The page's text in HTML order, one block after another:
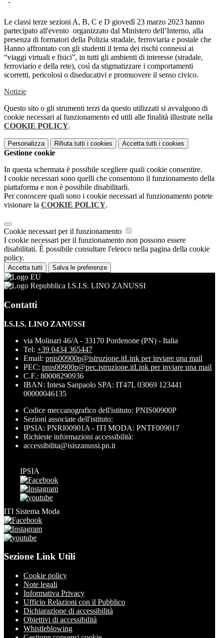
Le classi terze sezioni A, B, C e D giovedì 23 marzo 2023 hanno
partecipato all'evento organizzato dal Ministero dell’Interno, alla
presenza di formatori della Polizia stradale, ferroviaria e postale che
Hanno affrontato con gli studenti il tema dei rischi connessi ai
“viaggi virtuali e fisici”, in tutti gli ambienti di interesse (stradale,
ferroviario e della rete), così da stigmatizzare i comportamenti
scorretti, pericolosi o diseducativi e promuovere il senso civico.
Notizie
Questo sito o gli strumenti terzi da questo utilizzati si avvalgono di
cookie necessari al funzionamento ed utili alle finalità illustrate nella
COOKIE POLICY.
Personalizza Rifiuta tutti i cookies Accetta tutti i cookies
Gestione cookie
In questa schermata è possibile scegliere quali cookie consentire.
I cookie necessari sono quelli che consentono il funzionamento della
piattaforma e non è possibile disabilitarli.
Per conoscere quali sono i cookie necessari al funzionamento potete
visionare la COOKIE POLICY.
Cookie necessari per il funzionamento
I cookie necessari per il funzionamento non possono essere
disabilitati. È possibile consultare l'elenco nella pagina della cookie
policy.
Accetta tutti Salva le preferenze
I.S.I.S. LINO ZANUSSI
Contatti
I.S.I.S. LINO ZANUSSI
via Molinari 46/A - 33170 Pordenone (PN) - Italia
Tel: +39 0434 365447
Email: pnis00900p@istruzione.itLink per inviare una mail
PEC: pnis00900p@pec.istruzione.itLink per inviare una mail
C.F.: 80008290936
IBAN: Intesa Sanpaolo SPA: IT47L 03069 123441
00000046135
Codice meccanografico dell'istituto: PNIS00900P
Sezioni associate dell'istituto:
IPSIA: PNRI00901A - ITI MODA: PNTF009017
Richieste informazioni accessibilità:
accessibilita@isiszanussi.pn.it
IPSIA
ITI Sistema Moda
Sezione Link Utili
Cookie policy
Note legali
Informativa Privacy
Ufficio Relazioni con il Pubblico
Dichiarazione di accessibilità
Obiettivi di accessibilità
Whistleblowing